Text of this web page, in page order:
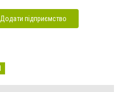
Додати підприємство